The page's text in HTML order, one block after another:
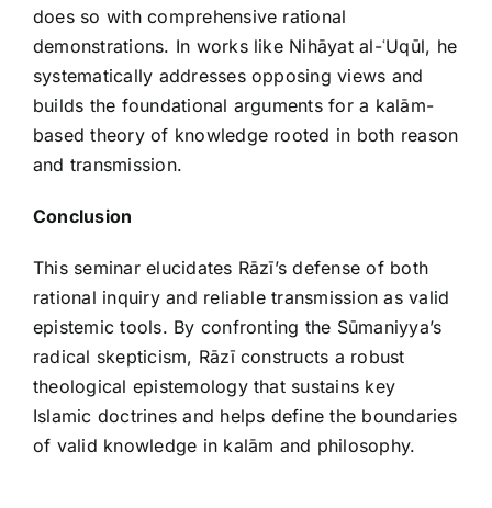
does so with comprehensive rational
demonstrations. In works like Nihāyat al-ʿUqūl, he
systematically addresses opposing views and
builds the foundational arguments for a kalām-
based theory of knowledge rooted in both reason
and transmission.
Conclusion
This seminar elucidates Rāzī’s defense of both
rational inquiry and reliable transmission as valid
epistemic tools. By confronting the Sūmaniyya’s
radical skepticism, Rāzī constructs a robust
theological epistemology that sustains key
Islamic doctrines and helps define the boundaries
of valid knowledge in kalām and philosophy.